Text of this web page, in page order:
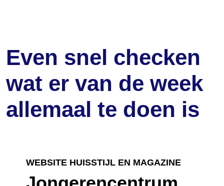
Even snel checken
wat er van de week
allemaal te doen is
WEBSITE HUISSTIJL EN MAGAZINE